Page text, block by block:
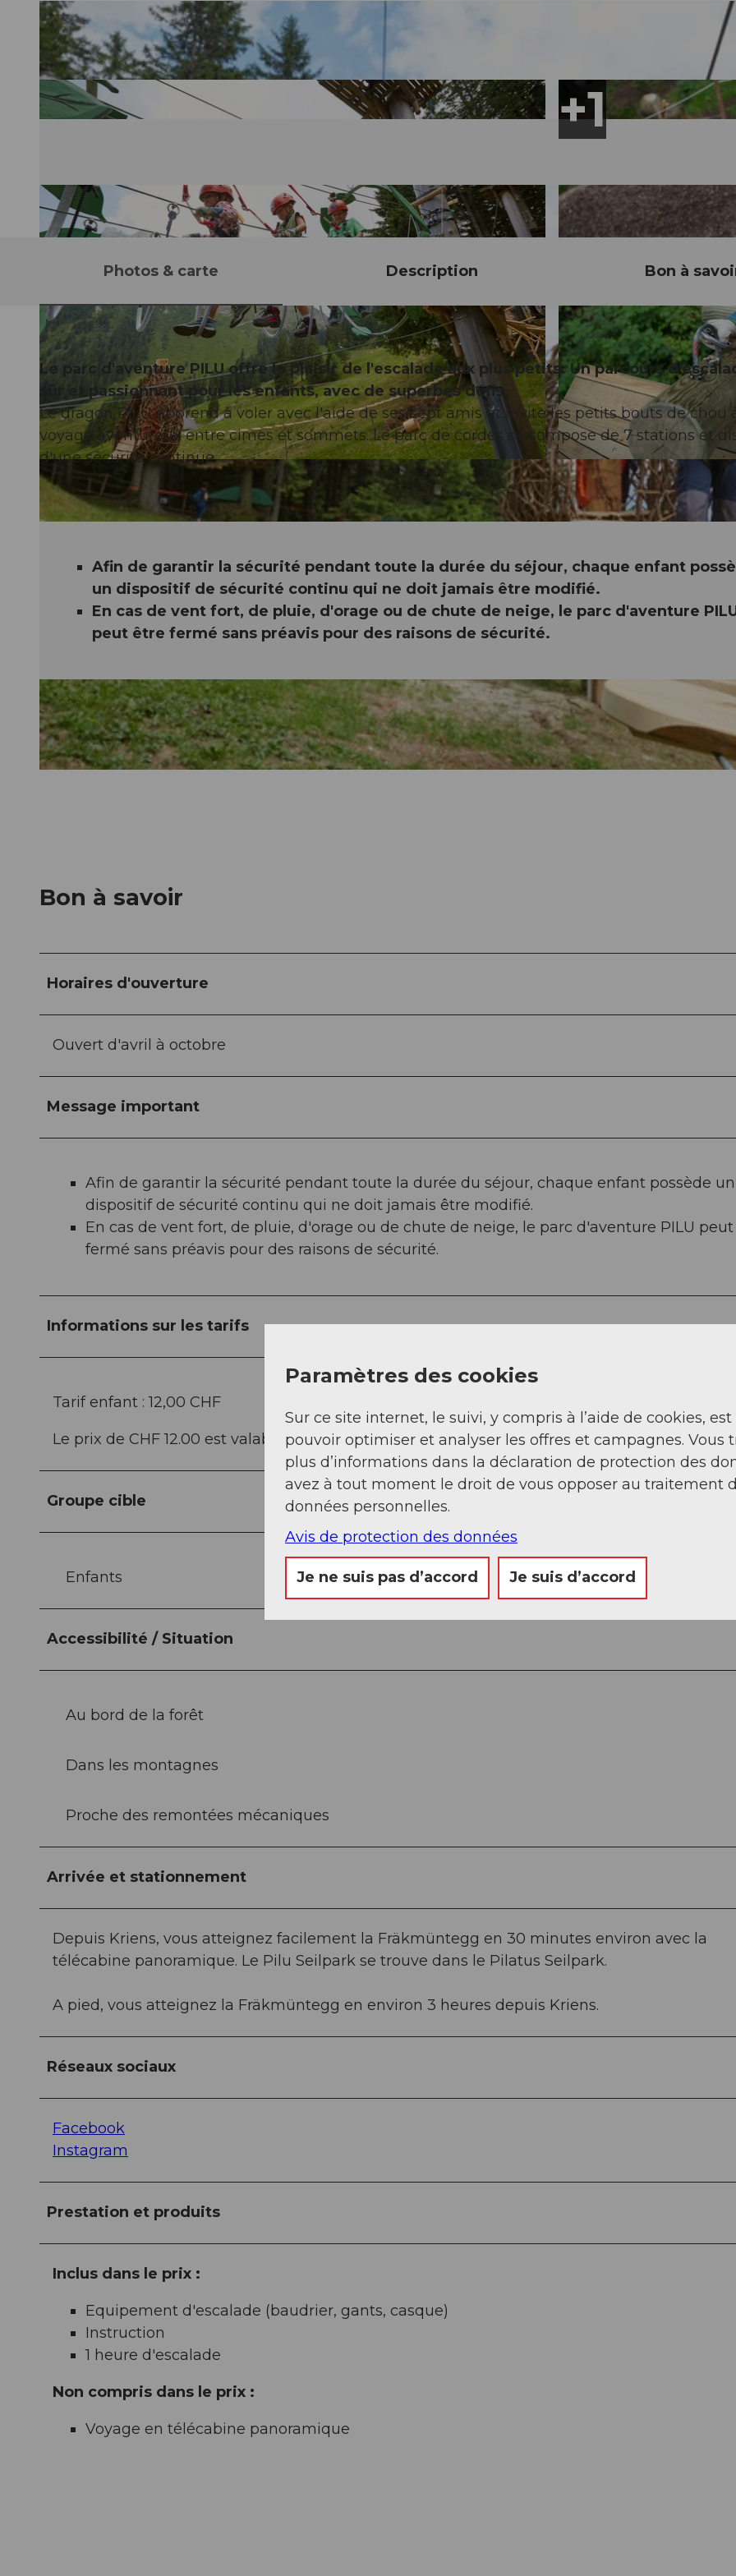
CC-BY-NC-ND © Pilatus-Bahnen AG, Rainer Eder | CC-BY-NC-ND
Photos & carte Description Bon à
Le parc d'aventure PILU offre le plaisir de l'escalade aux plus petits. Un parcours
sûr et passionnant pour les enfants, avec de superbes défis.
Le dragon PILU apprend à voler avec l'aide de ses sept amis et invite les petits bouts de chou
voyage aventureux entre cimes et sommets. Le parc de cordes se compose de 7 stations et
d'une sécurité continue.
Afin de garantir la sécurité pendant toute la durée du séjour, chaque enfant
un dispositif de sécurité continu qui ne doit jamais être modifié.
En cas de vent fort, de pluie, d'orage ou de chute de neige, le parc d'aventure
peut être fermé sans préavis pour des raisons de sécurité.
Bon à savoir
Horaires d'ouverture
Ouvert d'avril à octobre
Message important
Afin de garantir la sécurité pendant toute la durée du séjour, chaque enfant possède un
dispositif de sécurité continu qui ne doit jamais être modifié.
En cas de vent fort, de pluie, d'orage ou de chute de neige, le parc d'aventure PILU
fermé sans préavis pour des raisons de sécurité.
Informations sur les tarifs
Tarif enfant : 12,00 CHF
Le prix de CHF 12.00 est valable pour les enfants de 4 à 7.99 ans.
Groupe cible
Enfants
Accessibilité / Situation
Au bord de la forêt
Dans les montagnes
Proche des remontées mécaniques
Arrivée et stationnement
Depuis Kriens, vous atteignez facilement la Fräkmüntegg en 30 minutes environ avec la
télécabine panoramique. Le Pilu Seilpark se trouve dans le Pilatus Seilpark.
A pied, vous atteignez la Fräkmüntegg en environ 3 heures depuis Kriens.
Réseaux sociaux
Facebook
Instagram
Prestation et produits
Inclus dans le prix :
Equipement d'escalade (baudrier, gants, casque)
Instruction
1 heure d'escalade
Non compris dans le prix :
Voyage en télécabine panoramique
Paramètres des cookies
Sur ce site internet, le suivi, y compris à l’aide de cookies,
pouvoir optimiser et analyser les offres et campagnes. Vous
plus d’informations dans la déclaration de protection des
avez à tout moment le droit de vous opposer au traitement
données personnelles.
Avis de protection des données
Je ne suis pas d’accord Je suis d’accord